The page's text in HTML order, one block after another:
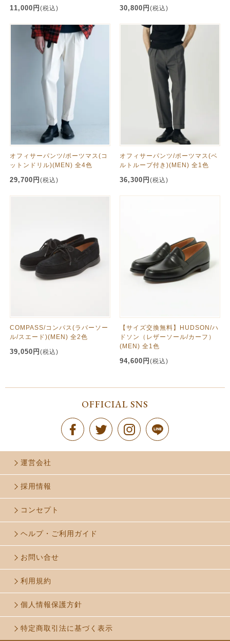
11,000円(税込) 30,800円(税込)
オフィサーパンツ/ポーツマス(コ
ットンドリル)(MEN) 全4色
29,700円(税込)
オフィサーパンツ/ポーツマス(ベ
ルトループ付き)(MEN) 全1色
36,300円(税込)
COMPASS/コンパス(ラバーソー
ル/スエード)(MEN) 全2色
39,050円(税込)
【サイズ交換無料】HUDSON/ハ
ドソン（レザーソール/カーフ）
(MEN) 全1色
94,600円(税込)
OFFICIAL SNS
運営会社
採用情報
コンセプト
ヘルプ・ご利用ガイド
お問い合せ
利用規約
個人情報保護方針
特定商取引法に基づく表示